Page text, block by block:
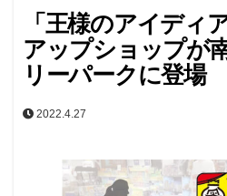
「王様のアイディ
アップショップが
リーパークに登場
2022.4.27